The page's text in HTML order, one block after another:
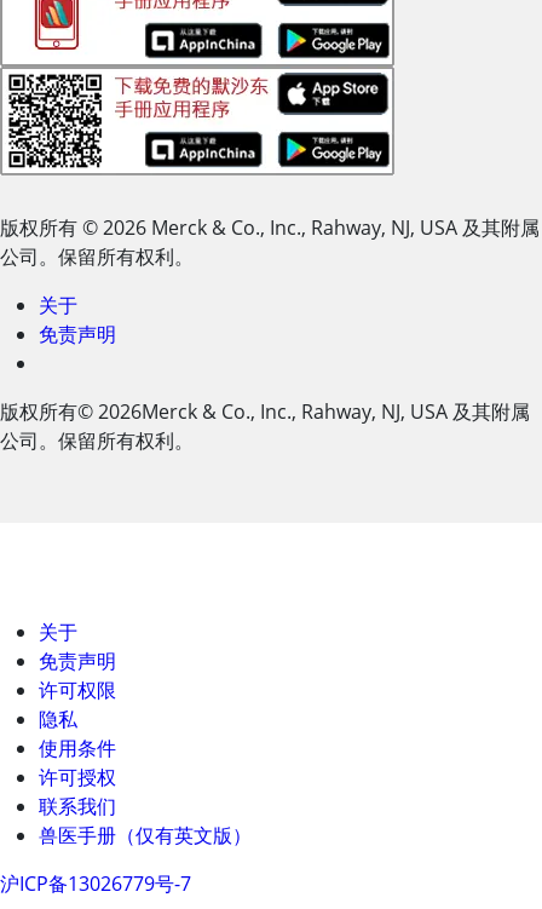
版权所有© 2026 Merck & Co., Inc., Rahway, NJ, USA 及其附属
公司。保留所有权利。
关于
免责声明
版权所有© 2026Merck & Co., Inc., Rahway, NJ, USA 及其附属
公司。保留所有权利。
关于
免责声明
许可权限
隐私
使用条件
许可授权
联系我们
兽医手册（仅有英文版）
沪ICP备13026779号-7